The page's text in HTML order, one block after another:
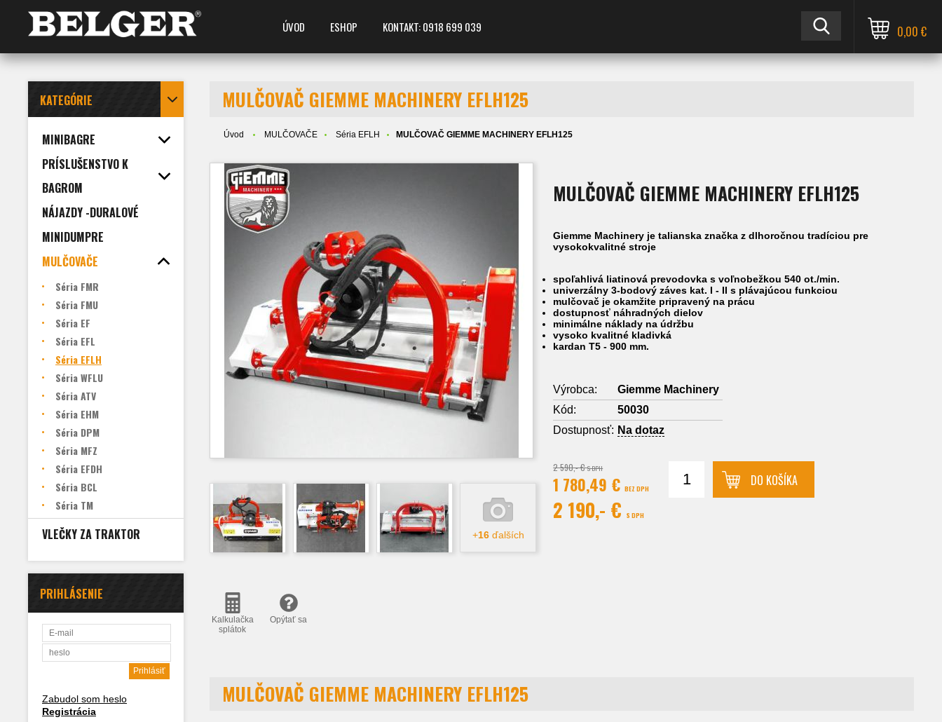
ÚVOD ESHOP KONTAKT: 0918 699 039 0,00 €
KATEGÓRIE
MINIBAGRE
PRÍSLUŠENSTVO K
BAGROM
NÁJAZDY -DURALOVÉ
MINIDUMPRE
MULČOVAČE
Séria FMR
Séria FMU
Séria EF
Séria EFL
Séria EFLH
Séria WFLU
Séria ATV
Séria EHM
Séria DPM
Séria MFZ
Séria EFDH
Séria BCL
Séria TM
VLEČKY ZA TRAKTOR
PRIHLÁSENIE
Zabudol som heslo
Registrácia
MULČOVAČ GIEMME MACHINERY EFLH125
Úvod MULČOVAČE Séria EFLH MULČOVAČ GIEMME MACHINERY EFLH125
+16ďalších
MULČOVAČ GIEMME MACHINERY EFLH125
Giemme Machinery je talianska značka z dlhoročnou tradíciou pre
vysokokvalitné stroje
spoľahlivá liatinová prevodovka s voľnobežkou 540 ot./min.
univerzálny 3-bodový záves kat. I - II s plávajúcou funkciou
mulčovač je okamžite pripravený na prácu
dostupnosť náhradných dielov
minimálne náklady na údržbu
vysoko kvalitné kladivká
kardan T5 - 900 mm.
Výrobca:
Giemme Machinery
Kód:
50030
Dostupnosť: Na dotaz
2 590,- €S DPH
1 780,49 €BEZ DPH
2 190,- €S DPH
DO KOŠÍKA
Kalkulačka
splátok
Opýtať sa
MULČOVAČ GIEMME MACHINERY EFLH125